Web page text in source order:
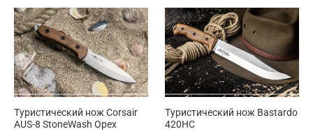
Туристический нож Corsair
AUS-8 StoneWash Орех
Туристический нож Bastardo
420HC